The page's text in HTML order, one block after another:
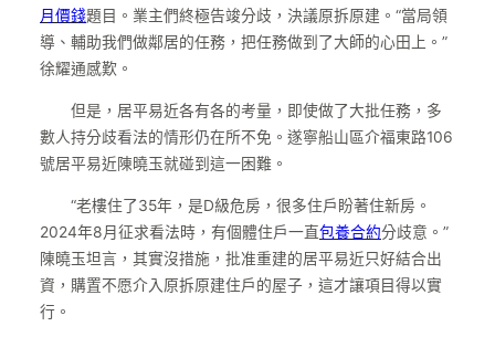
月價錢題目。業主們終極告竣分歧，決議原拆原建。“當局領
導、輔助我們做鄰居的任務，把任務做到了大師的心田上。”
徐耀通感歎。
但是，居平易近各有各的考量，即使做了大批任務，多
數人持分歧看法的情形仍在所不免。遂寧船山區介福東路106
號居平易近陳曉玉就碰到這一困難。
“老樓住了35年，是D級危房，很多住戶盼著住新房。
2024年8月征求看法時，有個體住戶一直包養合約分歧意。”
陳曉玉坦言，其實沒措施，批准重建的居平易近只好結合出
資，購置不愿介入原拆原建住戶的屋子，這才讓項目得以實
行。